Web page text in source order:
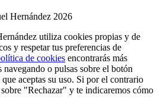
Hernández 2026
utiliza cookies propias y de
y respetar tus preferencias de
de cookies encontrarás más
o pulsas sobre el botón
aceptas su uso. Si por el contrario
"Rechazar" y te indicaremos cómo